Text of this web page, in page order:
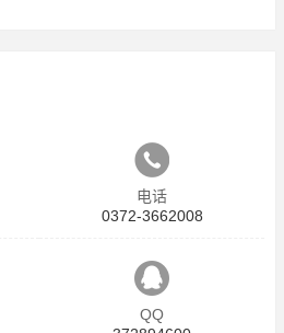
电话
0372-3662008
QQ